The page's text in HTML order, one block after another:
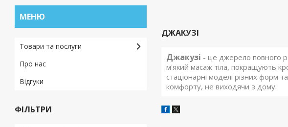
ДЖАКУЗІ
Джакузі - це джерело повного
м'який масаж тіла, покращують
стаціонарні моделі різних форм
комфорту, не виходячи з дому.
Товари та послуги
Про нас
Відгуки
ФІЛЬТРИ